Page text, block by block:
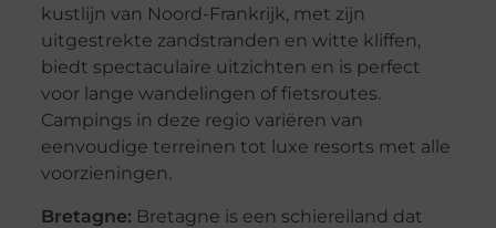
kustlijn van Noord-Frankrijk, met zijn
uitgestrekte zandstranden en witte kliffen,
biedt spectaculaire uitzichten en is perfect
voor lange wandelingen of fietsroutes.
Campings in deze regio variëren van
eenvoudige terreinen tot luxe resorts met alle
voorzieningen.
Bretagne: Bretagne is een schiereiland dat